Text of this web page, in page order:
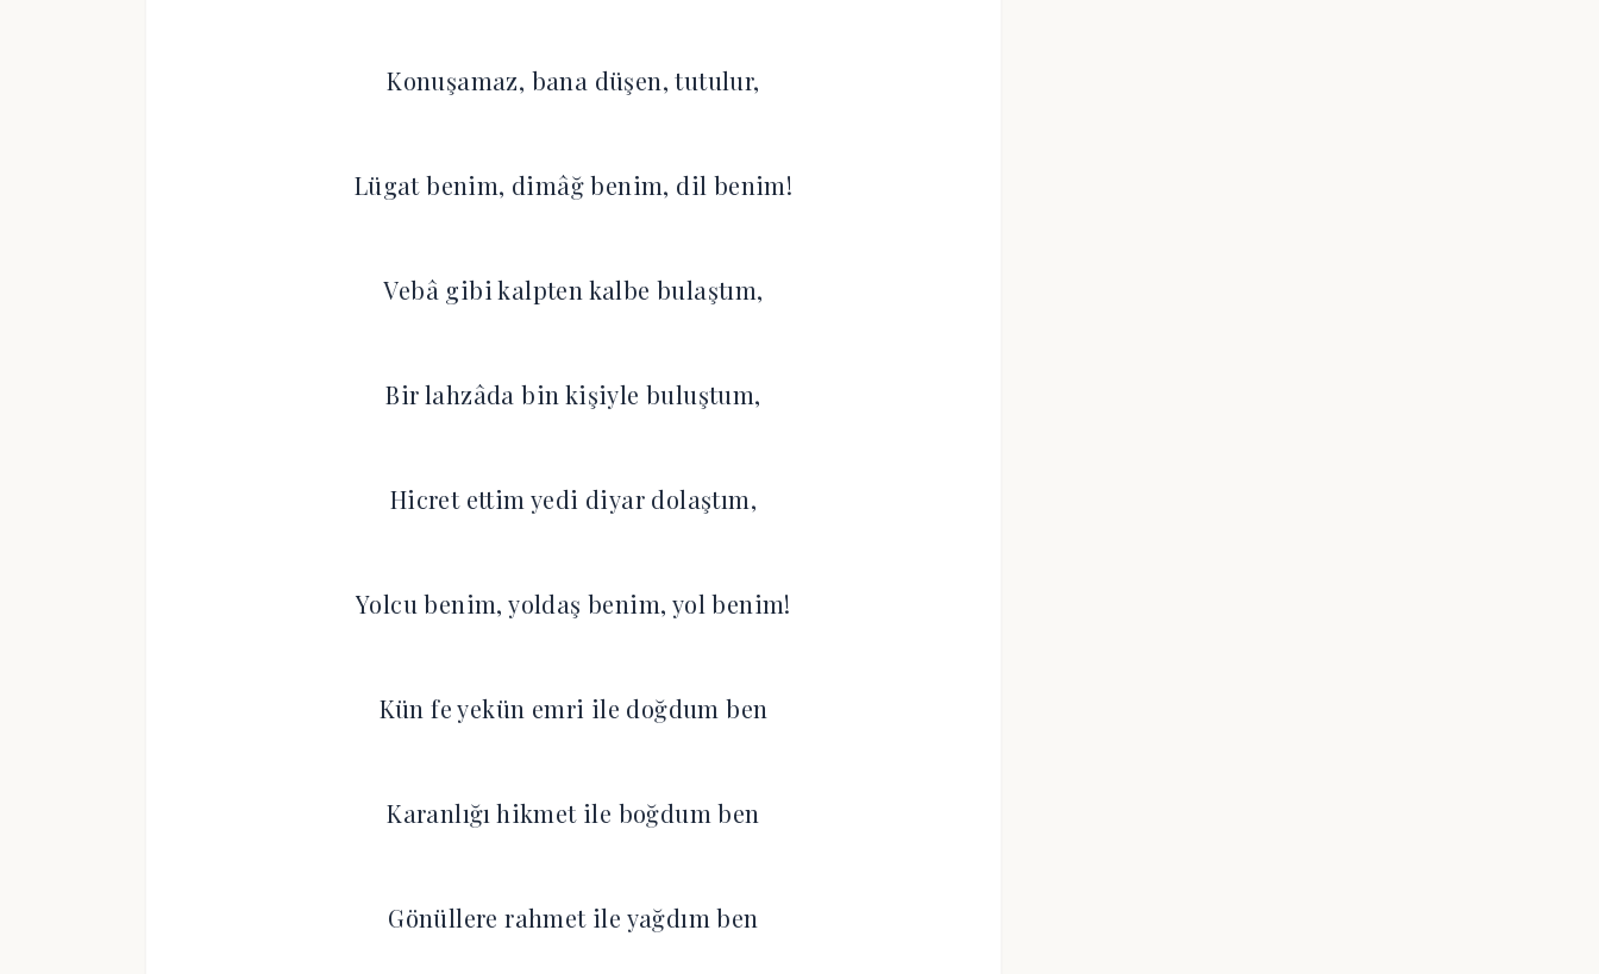
Konuşamaz, bana düşen, tutulur,
Lügat benim, dimâğ benim, dil benim!
Vebâ gibi kalpten kalbe bulaştım,
Bir lahzâda bin kişiyle buluştum,
Hicret ettim yedi diyar dolaştım,
Yolcu benim, yoldaş benim, yol benim!
Kün fe yekün emri ile doğdum ben
Karanlığı hikmet ile boğdum ben
Gönüllere rahmet ile yağdım ben